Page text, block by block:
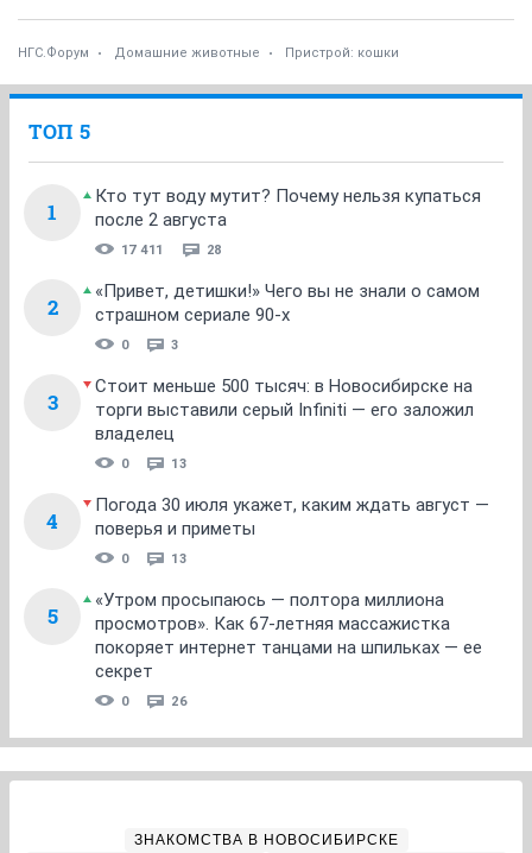
НГС.Форум Домашние животные Пристрой: кошки
ТОП 5
1
Кто тут воду мутит? Почему нельзя купаться
после 2 августа
17 411 28
2
«Привет, детишки!» Чего вы не знали о самом
страшном сериале 90-х
0 3
3
Стоит меньше 500 тысяч: в Новосибирске на
торги выставили серый Infiniti — его заложил
владелец
0 13
4
Погода 30 июля укажет, каким ждать август —
поверья и приметы
0 13
5
«Утром просыпаюсь — полтора миллиона
просмотров». Как 67-летняя массажистка
покоряет интернет танцами на шпильках — ее
секрет
0 26
ЗНАКОМСТВА В НОВОСИБИРСКЕ